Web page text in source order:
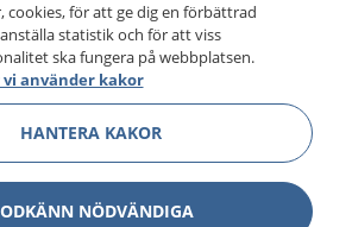
cookies, för att ge dig en förbättrad
statistik och för att viss
ska fungera på webbplatsen.
vi använder kakor
HANTERA KAKOR
NÖDVÄNDIGA